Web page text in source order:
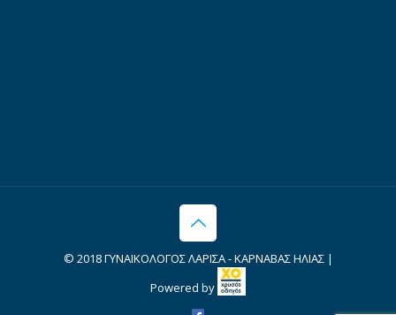
© 2018 ΓΥΝΑΙΚΟΛΟΓΟΣ ΛΑΡΙΣΑ - ΚΑΡΝΑΒΑΣ ΗΛΙΑΣ |
Powered by